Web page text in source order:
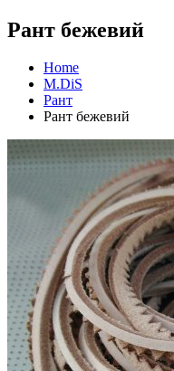
Рант бежевий
Home
M.DiS
Рант
Рант бежевий